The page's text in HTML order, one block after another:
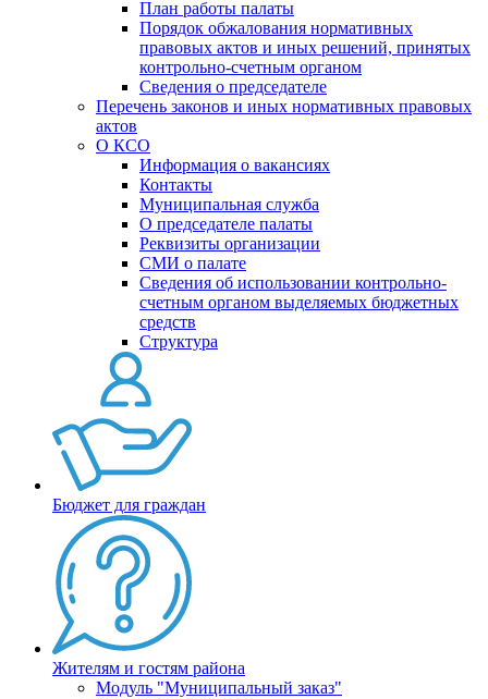
План работы палаты
Порядок обжалования нормативных
правовых актов и иных решений, принятых
контрольно-счетным органом
Сведения о председателе
Перечень законов и иных нормативных правовых
актов
О КСО
Информация о вакансиях
Контакты
Муниципальная служба
О председателе палаты
Реквизиты организации
СМИ о палате
Сведения об использовании контрольно-
счетным органом выделяемых бюджетных
средств
Структура
Бюджет для граждан
Жителям и гостям района
Модуль "Муниципальный заказ"